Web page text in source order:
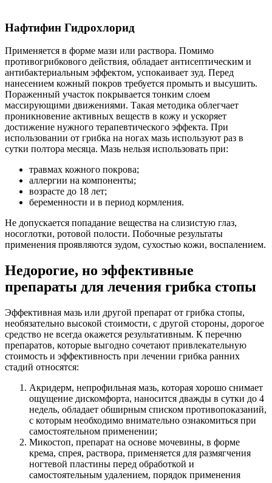
Нафтифин Гидрохлорид
Применяется в форме мази или раствора. Помимо
противогрибкового действия, обладает антисептическим и
антибактериальным эффектом, успокаивает зуд. Перед
нанесением кожный покров требуется промыть и высушить.
Пораженный участок покрывается тонким слоем
массирующими движениями. Такая методика облегчает
проникновение активных веществ в кожу и ускоряет
достижение нужного терапевтического эффекта. При
использовании от грибка на ногах мазь используют раз в
сутки полтора месяца. Мазь нельзя использовать при:
травмах кожного покрова;
аллергии на компоненты;
возрасте до 18 лет;
беременности и в период кормления.
Не допускается попадание вещества на слизистую глаз,
носоглотки, ротовой полости. Побочные результаты
применения проявляются зудом, сухостью кожи, воспалением.
Недорогие, но эффективные
препараты для лечения грибка стопы
Эффективная мазь или другой препарат от грибка стопы,
необязательно высокой стоимости, с другой стороны, дорогое
средство не всегда окажется результативным. К перечню
препаратов, которые выгодно сочетают привлекательную
стоимость и эффективность при лечении грибка ранних
стадий относятся:
Акридерм, непрофильная мазь, которая хорошо снимает
ощущение дискомфорта, наносится дважды в сутки до 4
недель, обладает обширным списком противопоказаний,
с которым необходимо внимательно ознакомиться при
самостоятельном применении;
Микостоп, препарат на основе мочевины, в форме
крема, спрея, раствора, применяется для размягчения
ногтевой пластины перед обработкой и
самостоятельным удалением, порядок применения